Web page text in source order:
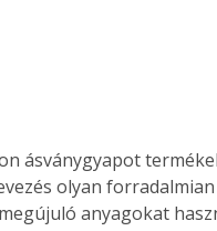
ásványgyapot
olyan
anyagokat